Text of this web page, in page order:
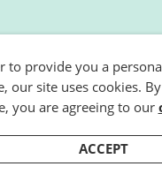
Ecoshop.
to provide you a
our site uses cookies.
you are agreeing to our
ACCEPT